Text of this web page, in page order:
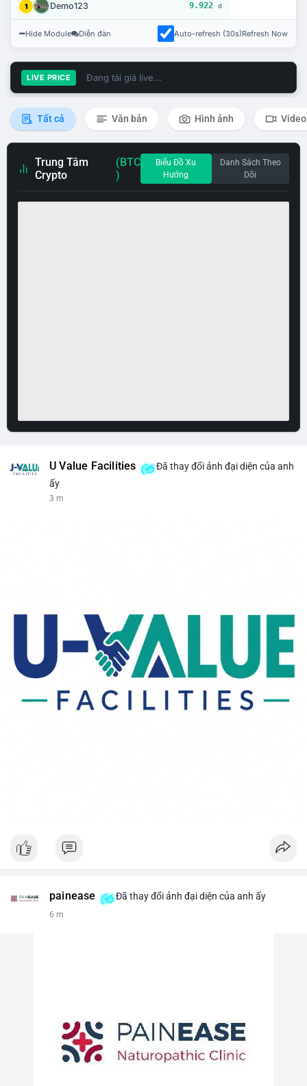
1 Demo123 9.922 đ
Hide Module Diễn đàn Auto-refresh (30s)Refresh Now
LIVE PRICE Đang tải giá live...
Tất cả Văn bản Hình ảnh Video
Trung Tâm
Crypto
(BTC
)
Biểu Đồ Xu
Hướng
Danh Sách Theo
Dõi
U Value Facilities
Đã thay đổi ảnh đại diện của anh
ấy
3 m
painease Đã thay đổi ảnh đại diện của anh ấy
6 m